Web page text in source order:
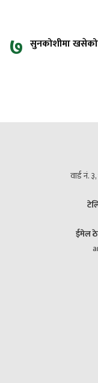
७ सुनकोशीमा
वार्ड नं.
ईमेल